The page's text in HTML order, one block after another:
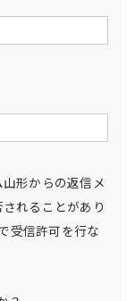
形からの返信メ
れることがあり
受信許可を行な